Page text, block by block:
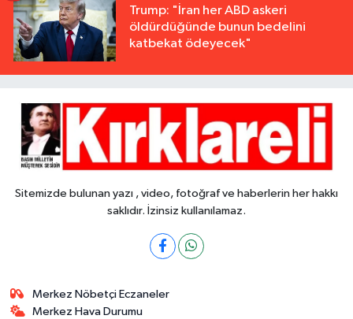
Trump: "İran her ABD askeri
öldürdüğünde bunun bedelini
katbekat ödeyecek"
Sitemizde bulunan yazı , video, fotoğraf ve haberlerin her hakkı
saklıdır. İzinsiz kullanılamaz.
Merkez Nöbetçi Eczaneler
Merkez Hava Durumu